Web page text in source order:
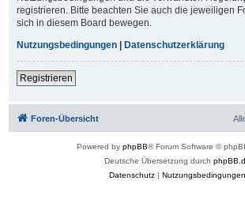
registrieren. Bitte beachten Sie auch die jeweiligen
sich in diesem Board bewegen.
Nutzungsbedingungen| Datenschutzerklärung
Registrieren
Foren-Übersicht
Powered by phpBB® Forum Software ©
Deutsche Übersetzung durch
Datenschutz| Nutzungsbedingungen